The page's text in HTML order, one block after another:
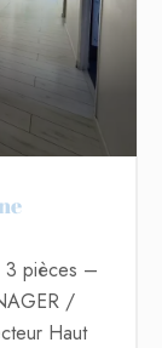
3 pièces –
/
Haut